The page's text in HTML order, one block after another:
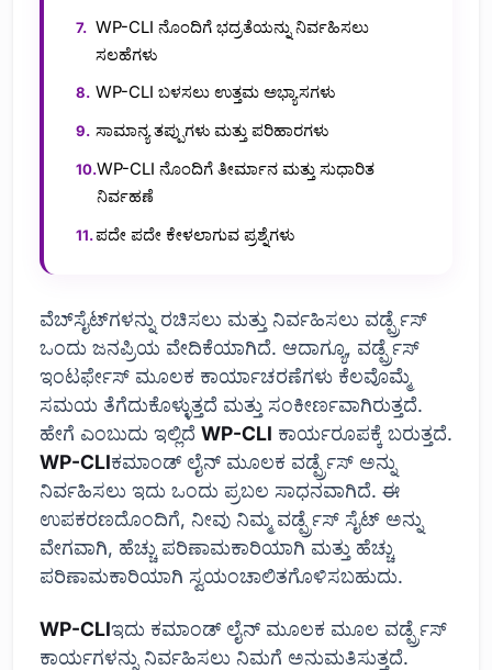
WP-CLI ನೊಂದಿಗೆ ಭದ್ರತೆಯನ್ನು ನಿರ್ವಹಿಸಲು
ಸಲಹೆಗಳು
WP-CLI ಬಳಸಲು ಉತ್ತಮ ಅಭ್ಯಾಸಗಳು
ಸಾಮಾನ್ಯ ತಪ್ಪುಗಳು ಮತ್ತು ಪರಿಹಾರಗಳು
WP-CLI ನೊಂದಿಗೆ ತೀರ್ಮಾನ ಮತ್ತು ಸುಧಾರಿತ
ನಿರ್ವಹಣೆ
ಪದೇ ಪದೇ ಕೇಳಲಾಗುವ ಪ್ರಶ್ನೆಗಳು
ವೆಬ್‌ಸೈಟ್‌ಗಳನ್ನು ರಚಿಸಲು ಮತ್ತು ನಿರ್ವಹಿಸಲು ವರ್ಡ್ಪ್ರೆಸ್
ಒಂದು ಜನಪ್ರಿಯ ವೇದಿಕೆಯಾಗಿದೆ. ಆದಾಗ್ಯೂ, ವರ್ಡ್ಪ್ರೆಸ್
ಇಂಟರ್ಫೇಸ್ ಮೂಲಕ ಕಾರ್ಯಾಚರಣೆಗಳು ಕೆಲವೊಮ್ಮೆ
ಸಮಯ ತೆಗೆದುಕೊಳ್ಳುತ್ತದೆ ಮತ್ತು ಸಂಕೀರ್ಣವಾಗಿರುತ್ತದೆ.
ಹೇಗೆ ಎಂಬುದು ಇಲ್ಲಿದೆ WP-CLI ಕಾರ್ಯರೂಪಕ್ಕೆ ಬರುತ್ತದೆ.
WP-CLIಕಮಾಂಡ್ ಲೈನ್ ಮೂಲಕ ವರ್ಡ್ಪ್ರೆಸ್ ಅನ್ನು
ನಿರ್ವಹಿಸಲು ಇದು ಒಂದು ಪ್ರಬಲ ಸಾಧನವಾಗಿದೆ. ಈ
ಉಪಕರಣದೊಂದಿಗೆ, ನೀವು ನಿಮ್ಮ ವರ್ಡ್ಪ್ರೆಸ್ ಸೈಟ್ ಅನ್ನು
ವೇಗವಾಗಿ, ಹೆಚ್ಚು ಪರಿಣಾಮಕಾರಿಯಾಗಿ ಮತ್ತು ಹೆಚ್ಚು
ಪರಿಣಾಮಕಾರಿಯಾಗಿ ಸ್ವಯಂಚಾಲಿತಗೊಳಿಸಬಹುದು.
WP-CLIಇದು ಕಮಾಂಡ್ ಲೈನ್ ಮೂಲಕ ಮೂಲ ವರ್ಡ್ಪ್ರೆಸ್
ಕಾರ್ಯಗಳನ್ನು ನಿರ್ವಹಿಸಲು ನಿಮಗೆ ಅನುಮತಿಸುತ್ತದೆ.